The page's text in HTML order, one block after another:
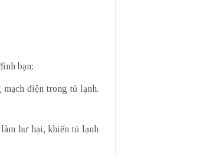
bạn:
mạch điện trong tủ lạnh.
hư hại, khiến tủ lạnh